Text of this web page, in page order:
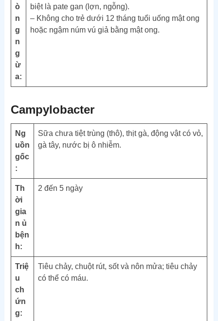
ò
n
g
n
g
ừ
a:
biệt là pate gan (lợn, ngỗng).
– Không cho trẻ dưới 12 tháng tuổi uống mật ong
hoặc ngậm núm vú giả bằng mật ong.
Campylobacter
Ng
uồn
gốc
:
Sữa chưa tiệt trùng (thô), thịt gà, động vật có vỏ,
gà tây, nước bị ô nhiễm.
Th
ời
gia
n ủ
bện
h:
2 đến 5 ngày
Triệ
u
ch
ứn
g:
Tiêu chảy, chuột rút, sốt và nôn mửa; tiêu chảy
có thể có máu.